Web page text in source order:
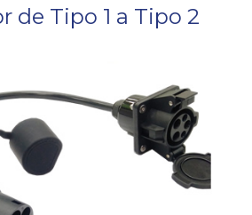
de Tipo 1 a Tipo 2